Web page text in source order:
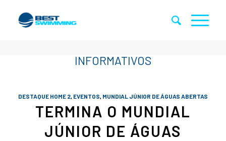
DESTAQUE HOME 2, EVENTOS, MUNDIAL JÚNIOR DE ÁGUAS ABERTAS
TERMINA O MUNDIAL
JÚNIOR DE ÁGUAS